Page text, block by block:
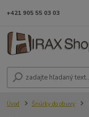
+421 905 55 03 03
Úvod Šnúrky do obuvy